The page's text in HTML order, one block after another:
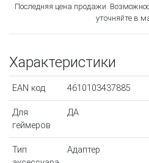
Последняя цена продажи.
уточняйте в
Характеристики
EAN код 4610103437885
Для
геймеров
ДА
Тип
Адаптер